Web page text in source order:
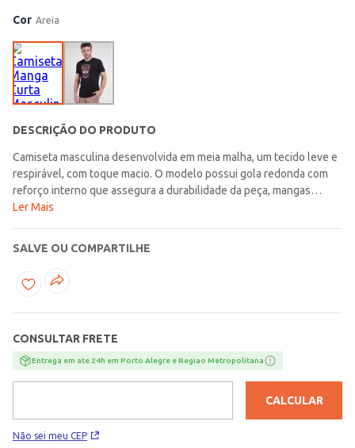
Cor Areia
DESCRIÇÃO DO PRODUTO
Camiseta masculina desenvolvida em meia malha, um tecido leve e
respirável, com toque macio. O modelo possui gola redonda com
reforço interno que assegura a durabilidade da peça, mangas
curtas e acabamentos simples com costuras no tom. Apresenta
ao visual. A camiseta ideal para quem quer fugir do comum e se
destacar com estilo!\n\nTecido: Meia Malha\nComposição: 100%
algodão
Ler Mais
SALVE OU COMPARTILHE
CONSULTAR FRETE
Entrega em ate 24h em Porto Alegre e Regiao Metropolitana
Não sei meu CEP
CALCULAR